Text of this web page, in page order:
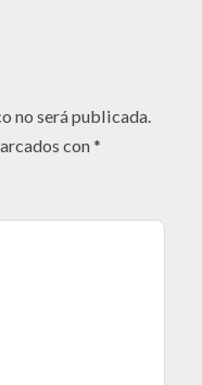
no será publicada.
con*